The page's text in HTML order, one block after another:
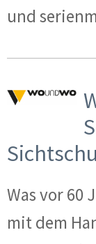
und
Was vor 60
mit dem